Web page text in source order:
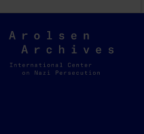
Arolsen
Archives